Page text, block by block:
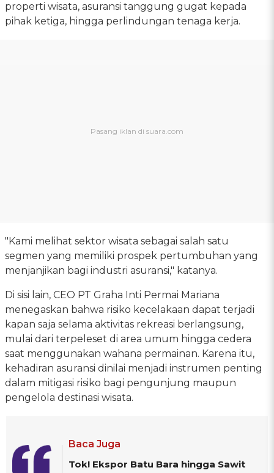
properti wisata, asuransi tanggung gugat kepada
pihak ketiga, hingga perlindungan tenaga kerja.
"Kami melihat sektor wisata sebagai salah satu
segmen yang memiliki prospek pertumbuhan yang
menjanjikan bagi industri asuransi," katanya.
Di sisi lain, CEO PT Graha Inti Permai Mariana
menegaskan bahwa risiko kecelakaan dapat terjadi
kapan saja selama aktivitas rekreasi berlangsung,
mulai dari terpeleset di area umum hingga cedera
saat menggunakan wahana permainan. Karena itu,
kehadiran asuransi dinilai menjadi instrumen penting
dalam mitigasi risiko bagi pengunjung maupun
pengelola destinasi wisata.
Baca Juga
Tok! Ekspor Batu Bara hingga Sawit